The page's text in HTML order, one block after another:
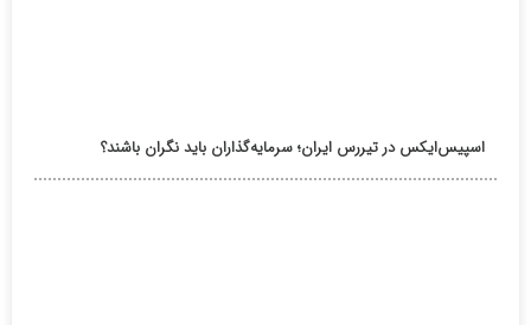
اسپیس‌ایکس در تیررس ایران؛ سرمایه‌گذاران باید نگران باشند؟